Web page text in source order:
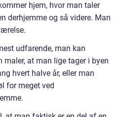
hjem, hvor man taler
derhjemme og så videre. Man
udfarende, man kan
maler, at man lige tager i byen
hvert halve år, eller man
for meget ved